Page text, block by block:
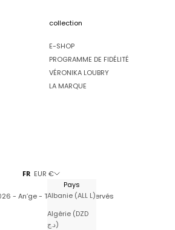
collection
E-SHOP
PROGRAMME DE FIDÉLITÉ
VÉRONIKA LOUBRY
LA MARQUE
FR EUR €
Pays
Albanie (ALL L)
Algérie (DZD
د.ج)
- An’ge - Tous droits réservés